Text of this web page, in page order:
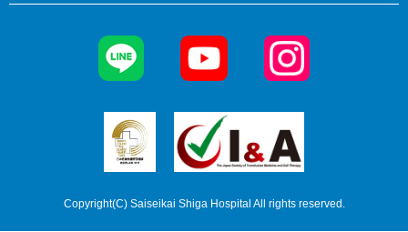
Copyright(C) Saiseikai Shiga Hospital All rights reserved.